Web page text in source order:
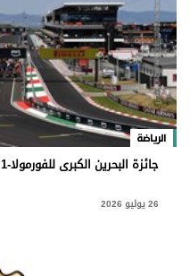
الرياضة
جائزة البحرين الكبرى للفورمولا-1 في ماليزيا أكتوبر المقبل
26 يوليو 2026